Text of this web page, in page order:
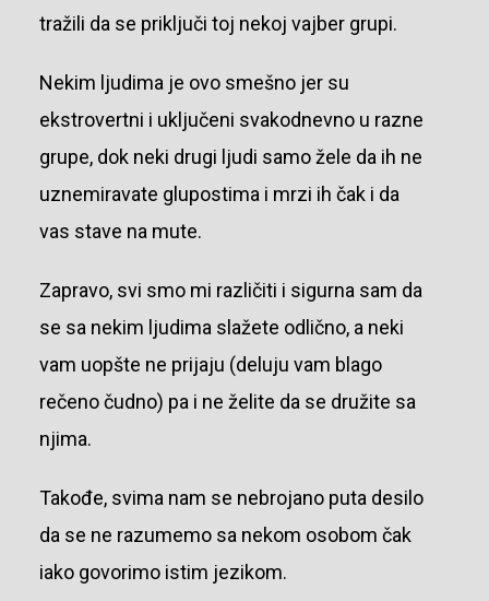
tražili da se priključi toj nekoj vajber grupi.
Nekim ljudima je ovo smešno jer su
ekstrovertni i uključeni svakodnevno u razne
grupe, dok neki drugi ljudi samo žele da ih ne
uznemiravate glupostima i mrzi ih čak i da
vas stave na mute.
Zapravo, svi smo mi različiti i sigurna sam da
se sa nekim ljudima slažete odlično, a neki
vam uopšte ne prijaju (deluju vam blago
rečeno čudno) pa i ne želite da se družite sa
njima.
Takođe, svima nam se nebrojano puta desilo
da se ne razumemo sa nekom osobom čak
iako govorimo istim jezikom.